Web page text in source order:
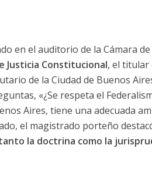
en el auditorio de la Cámara
Justicia Constitucional, el titular
de la Ciudad de Buenos
«¿Se respeta el
Aires, tiene una adecuada
el magistrado porteño
la doctrina como la